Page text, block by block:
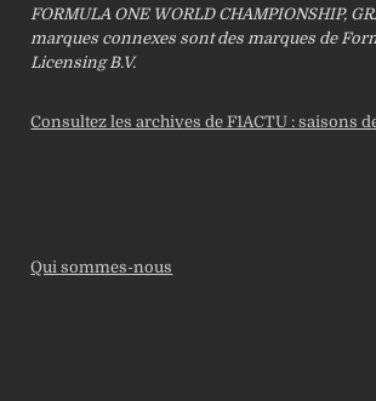
FORMULA ONE WORLD CHAMPIONSHIP,
marques connexes sont des marques de
Licensing B.V.
Consultez les archives de F1ACTU : saisons
Qui sommes-nous